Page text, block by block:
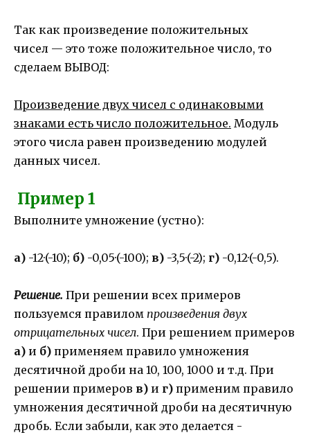
Так как произведение положительных
чисел — это тоже положительное число, то
сделаем ВЫВОД:
Произведение двух чисел с одинаковыми
знаками есть число положительное. Модуль
этого числа равен произведению модулей
данных чисел.
Пример 1
Выполните умножение (устно):
а) -12·(-10); б) -0,05·(-100); в) -3,5·(-2); г) -0,12·(-0,5).
Решение. При решении всех примеров
пользуемся правилом произведения двух
отрицательных чисел. При решением примеров
а) и б) применяем правило умножения
десятичной дроби на 10, 100, 1000 и т.д. При
решении примеров в) и г) применим правило
умножения десятичной дроби на десятичную
дробь. Если забыли, как это делается -